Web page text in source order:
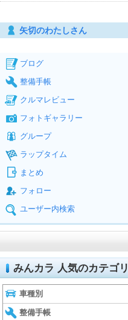
矢切のわたしさん
ブログ
整備手帳
クルマレビュー
フォトギャラリー
グループ
ラップタイム
まとめ
フォロー
ユーザー内検索
みんカラ 人気のカテゴリ
車種別
整備手帳